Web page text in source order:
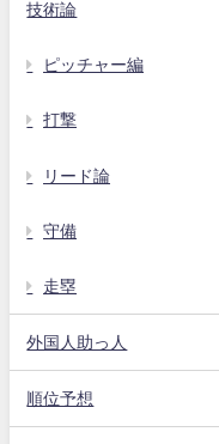
技術論
ピッチャー編
打撃
リード論
守備
走塁
外国人助っ人
順位予想